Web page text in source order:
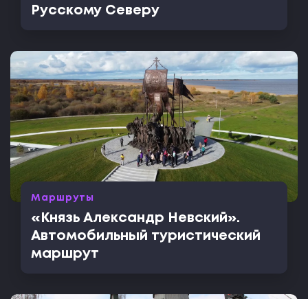
Русскому Северу
Маршруты
«Князь Александр Невский».
Автомобильный туристический
маршрут